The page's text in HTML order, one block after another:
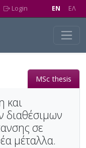
Login EN EΛ
MSc thesis
και
διαθέσιμων
σε
μέταλλα.